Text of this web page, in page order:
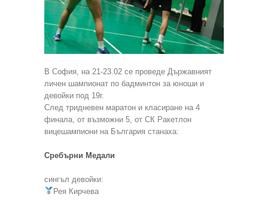
В София, на 21-23.02 се проведе Държавният
личен шампионат по бадминтон за юноши и
девойки под 19г.
След тридневен маратон и класиране на 4
финала, от възможни 5, от СК Ракетлон
вицешампиони на България станаха:
Сребърни Медали
сингъл девойки:
Рея Кирчева